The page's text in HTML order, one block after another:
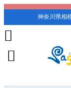
神奈川県相

